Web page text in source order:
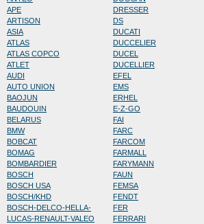
APE
ARTISON
ASIA
ATLAS
ATLAS COPCO
ATLET
AUDI
AUTO UNION
BAOJUN
BAUDOUIN
BELARUS
BMW
BOBCAT
BOMAG
BOMBARDIER
BOSCH
BOSCH USA
BOSCH/KHD
BOSCH-DELCO-HELLA-
LUCAS-RENAULT-VALEO
DRESSER
DS
DUCATI
DUCCELIER
DUCEL
DUCELLIER
EFEL
EMS
ERHEL
E-Z-GO
FAI
FARC
FARCOM
FARMALL
FARYMANN
FAUN
FEMSA
FENDT
FER
FERRARI